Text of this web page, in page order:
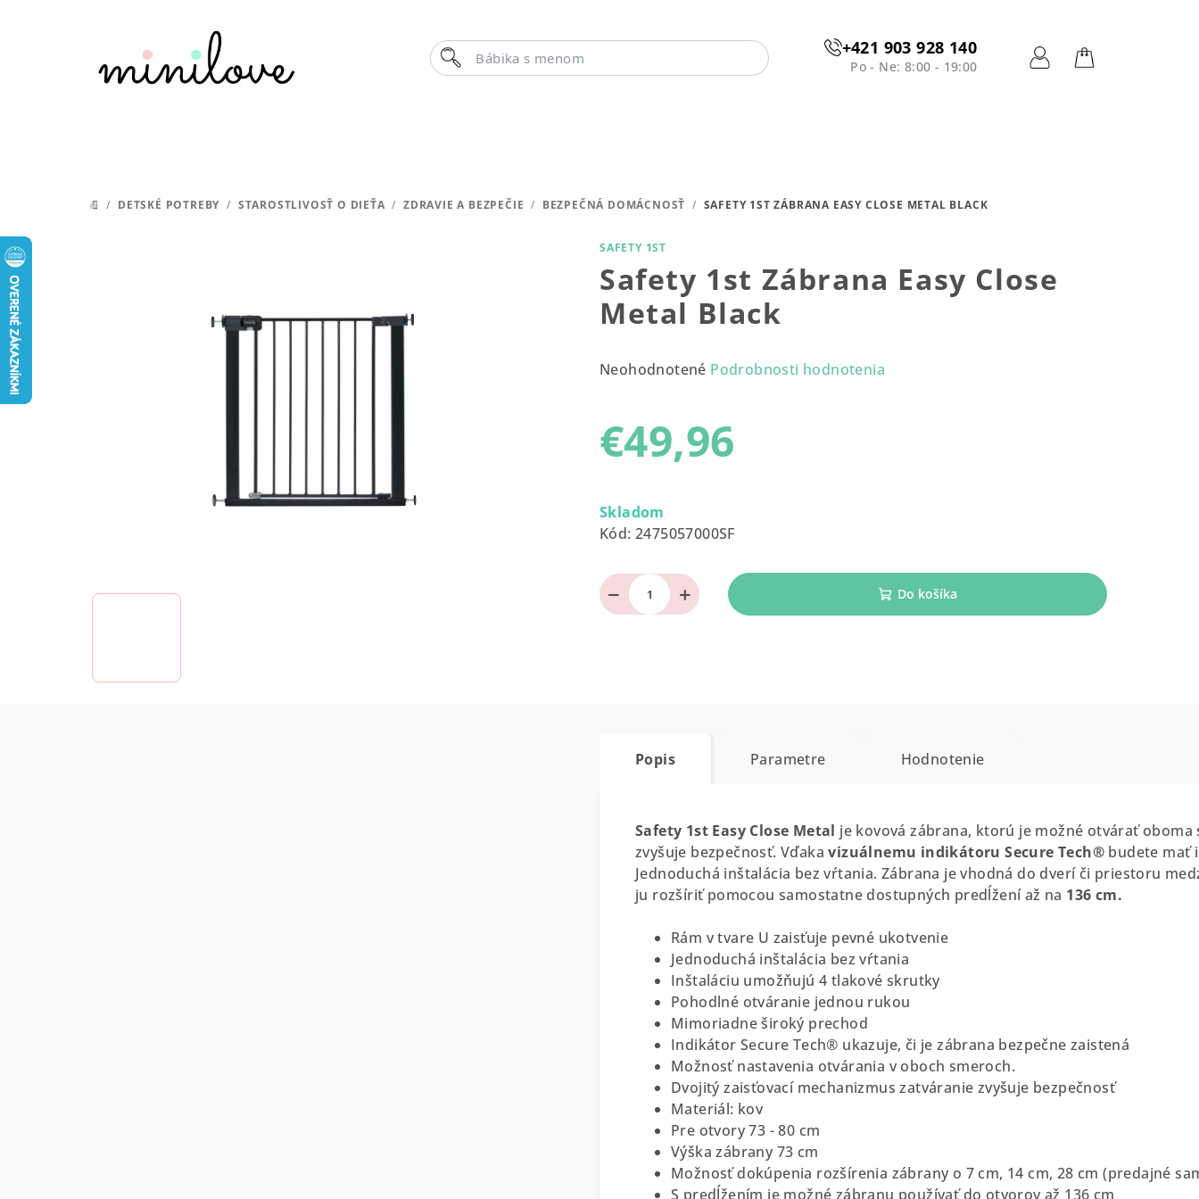
Bábika s menom
Hľadať +421 903 928 140
Po - Ne: 8:00 - 19:00
DOMOV
/ DETSKÉ POTREBY / STAROSTLIVOSŤ O DIEŤA / ZDRAVIE A BEZPEČIE / BEZPEČNÁ DOMÁCNOSŤ / SAFETY 1ST ZÁBRANA EASY CLOSE METAL BLACK
SAFETY 1ST
Safety 1st Zábrana Easy Close
Metal Black
Priemerné
je
0,0
hviezdičiek.
Neohodnotené Podrobnosti hodnotenia
€49,96
cena:
Skladom
Kód: 2475057000SF
+
− Do košíka
Popis Parametre Hodnotenie
Safety 1st Easy Close Metal je kovová zábrana, ktorú je možné otvárať
zvyšuje bezpečnosť. Vďakavizuálnemu indikátoru Secure Tech® budete mať
Jednoduchá inštalácia bez vŕtania. Zábrana je vhodná do dverí či priestoru
ju rozšíriť pomocou samostatne dostupných predĺžení až na 136 cm.
Rám v tvare U zaisťuje pevné ukotvenie
Jednoduchá inštalácia bez vŕtania
Inštaláciu umožňujú 4 tlakové skrutky
Pohodlné otváranie jednou rukou
Mimoriadne široký prechod
Indikátor Secure Tech® ukazuje, či je zábrana bezpečne zaistená
Možnosť nastavenia otvárania v oboch smeroch.
Dvojitý zaisťovací mechanizmus zatváranie zvyšuje bezpečnosť
Materiál: kov
Pre otvory 73 - 80 cm
Výška zábrany 73 cm
Možnosť dokúpenia rozšírenia zábrany o 7 cm, 14 cm, 28 cm (predajné
S predĺžením je možné zábranu používať do otvorov až 136 cm